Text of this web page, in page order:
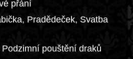
přání
Pradědeček, Svatba
pouštění draků